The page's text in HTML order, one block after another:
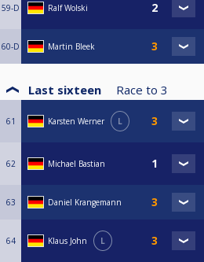
59-D Ralf Wolski
60-D Martin Bleek
Last sixteen Race to 3
61 Karsten Werner L
62 Michael Bastian
63 Daniel Krangemann
64 Klaus John L